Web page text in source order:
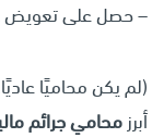
– حصل على تعويض
(لم يكن محاميًا
أبرزمحامي جرائم